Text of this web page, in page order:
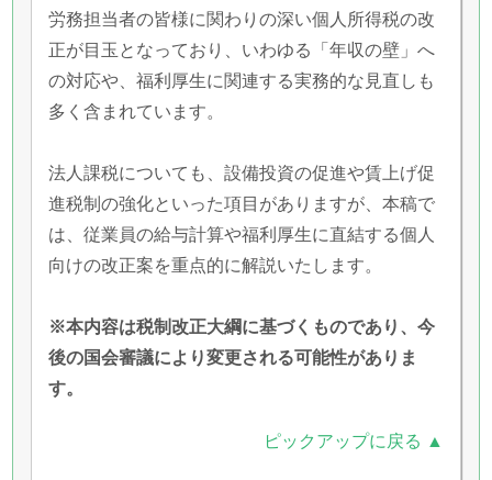
労務担当者の皆様に関わりの深い個人所得税の改
正が目玉となっており、いわゆる「年収の壁」へ
の対応や、福利厚生に関連する実務的な見直しも
多く含まれています。
法人課税についても、設備投資の促進や賃上げ促
進税制の強化といった項目がありますが、本稿で
は、従業員の給与計算や福利厚生に直結する個人
向けの改正案を重点的に解説いたします。
※本内容は税制改正大綱に基づくものであり、今
後の国会審議により変更される可能性がありま
す。
ピックアップに戻る ▲